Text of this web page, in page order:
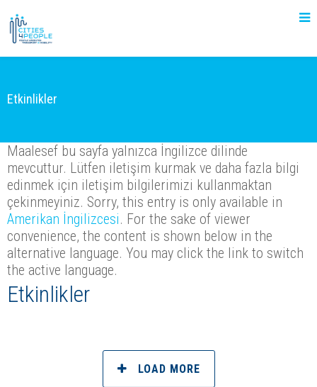
Etkinlikler
Maalesef bu sayfa yalnızca İngilizce dilinde
mevcuttur. Lütfen iletişim kurmak ve daha fazla bilgi
edinmek için iletişim bilgilerimizi kullanmaktan
çekinmeyiniz. Sorry, this entry is only available in
Amerikan İngilizcesi. For the sake of viewer
convenience, the content is shown below in the
alternative language. You may click the link to switch
the active language.
Etkinlikler
LOAD MORE